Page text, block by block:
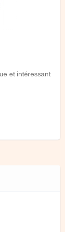
et intéressant